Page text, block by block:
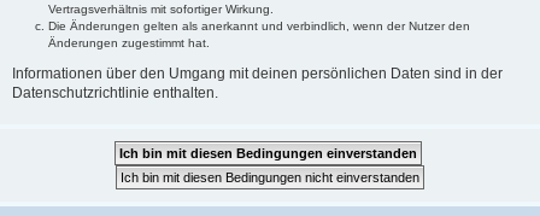
Vertragsverhältnis mit sofortiger Wirkung.
Die Änderungen gelten als anerkannt und verbindlich, wenn der Nutzer den
Änderungen zugestimmt hat.
Informationen über den Umgang mit deinen persönlichen Daten sind in der
Datenschutzrichtlinie enthalten.